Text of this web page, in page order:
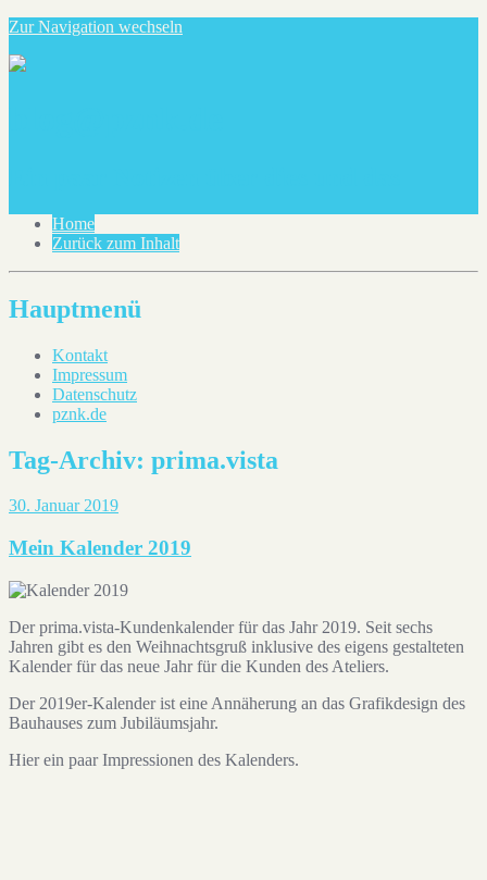
Zur Navigation wechseln
Home
Zurück zum Inhalt
Hauptmenü
Kontakt
Impressum
Datenschutz
pznk.de
Tag-Archiv: prima.vista
30. Januar 2019
Mein Kalender 2019
Der prima.vista-Kundenkalender für das Jahr 2019. Seit sechs
Jahren gibt es den Weihnachtsgruß inklusive des eigens gestalteten
Kalender für das neue Jahr für die Kunden des Ateliers.
Der 2019er-Kalender ist eine Annäherung an das Grafikdesign des
Bauhauses zum Jubiläumsjahr.
Hier ein paar Impressionen des Kalenders.